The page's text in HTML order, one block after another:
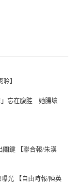
】
」忘在腹腔 她腸壞
關鍵 【聯合報/朱漢
光 【自由時報/陳英